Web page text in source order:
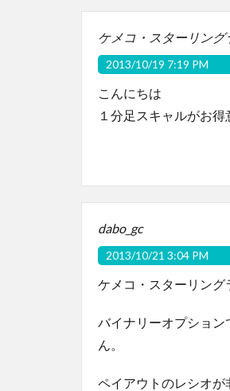
ケメコ・スターリング
2013/10/19 7:19 PM
こんにちは
１分足スキャルがお
dabo_gc
2013/10/21 3:04 PM
ケメコ・スターリング
バイナリーオプショ
ん。
ペイアウトのレシオが